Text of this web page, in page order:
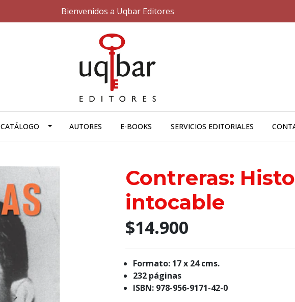
Bienvenidos a Uqbar Editores
CATÁLOGO AUTORES E-BOOKS SERVICIOS EDITORIALES
Contreras:
intocable
$14.900
Formato: 17 x 24 cms.
232 páginas
ISBN: 978-956-9171-42-0